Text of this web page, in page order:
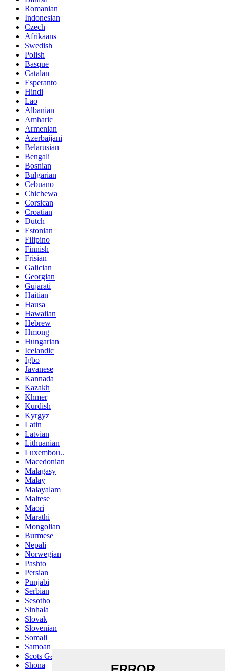
Romanian
Indonesian
Czech
Afrikaans
Swedish
Polish
Basque
Catalan
Esperanto
Hindi
Lao
Albanian
Amharic
Armenian
Azerbaijani
Belarusian
Bengali
Bosnian
Bulgarian
Cebuano
Chichewa
Corsican
Croatian
Dutch
Estonian
Filipino
Finnish
Frisian
Galician
Georgian
Gujarati
Haitian
Hausa
Hawaiian
Hebrew
Hmong
Hungarian
Icelandic
Igbo
Javanese
Kannada
Kazakh
Khmer
Kurdish
Kyrgyz
Latin
Latvian
Lithuanian
Luxembou..
Macedonian
Malagasy
Malay
Malayalam
Maltese
Maori
Marathi
Mongolian
Burmese
Nepali
Norwegian
Pashto
Persian
Punjabi
Serbian
Sesotho
Sinhala
Slovak
Slovenian
Somali
Samoan
Scots Gaelic
Shona